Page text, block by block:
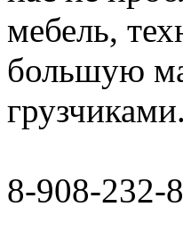
мебель,
большую
8-908-232-